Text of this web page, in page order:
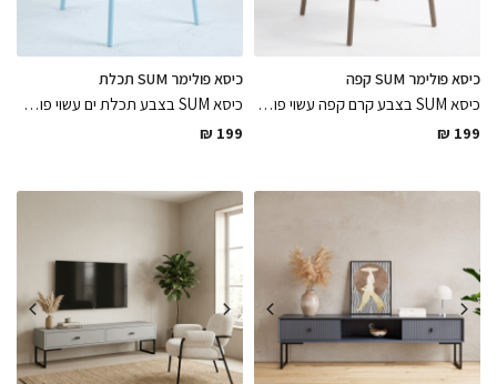
כיסא פולימר SUM קפה
כיסא SUM בצבע קרם קפה עשוי פולימר עמיד במיוחד לתנאי חוץ ופנים בגימורים מושלמים נח במיוחד ורחיץ
₪ 199
כיסא פולימר SUM תכלת
כיסא SUM בצבע תכלת ים עשוי פולימר נערם ומתאים לתנאי חוץ ופנים בגימורים מושלמים נח במיוחד ורחיץ פיס קיצי ומרענן
₪ 199